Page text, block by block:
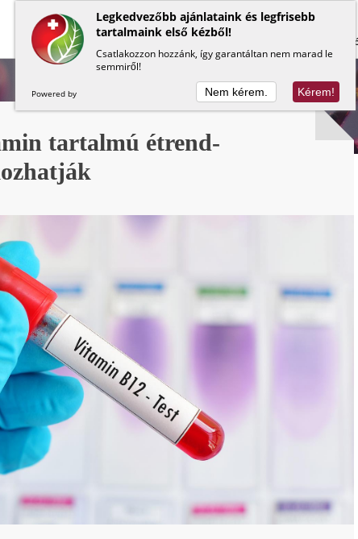
tartalmú étrend-
Legkedvezőbb ajánlataink és legfrisebb
tartalmaink első kézből!
Csatlakozzon hozzánk, így garantáltan nem marad le
semmiről!
Powered by Nem kérem. Kérem!